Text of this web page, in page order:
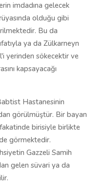
imdadına gelecek
olduğu gibi
Bu da
ya da Zülkarneyn
yerinden sökecektir ve
kapsayacağı
Hastanesinin
görülmüştür. Bir bayan
birisiyle birlikte
görmektedir.
Gazzeli Samih
gelen süvari ya da